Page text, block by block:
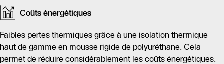
Coûts énergétiques
Faibles pertes thermiques grâce à une isolation thermique
haut de gamme en mousse rigide de polyuréthane. Cela
permet de réduire considérablement les coûts énergétiques.